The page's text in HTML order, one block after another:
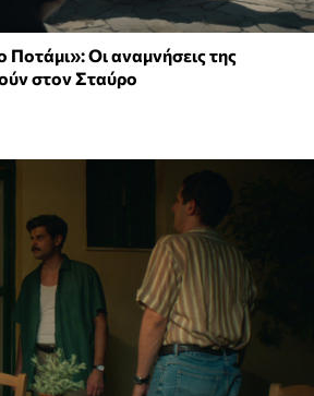
Ποτάμι»: Οι αναμνήσεις της
στον Σταύρο